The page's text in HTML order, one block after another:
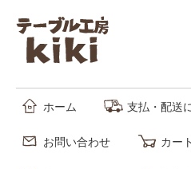
ホーム 支払・配送
お問い合わせ カー